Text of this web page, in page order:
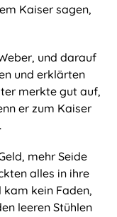
Kaiser sagen,
und darauf
und erklärten
merkte gut auf,
er zum Kaiser
mehr Seide
alles in ihre
kam kein Faden,
leeren Stühlen